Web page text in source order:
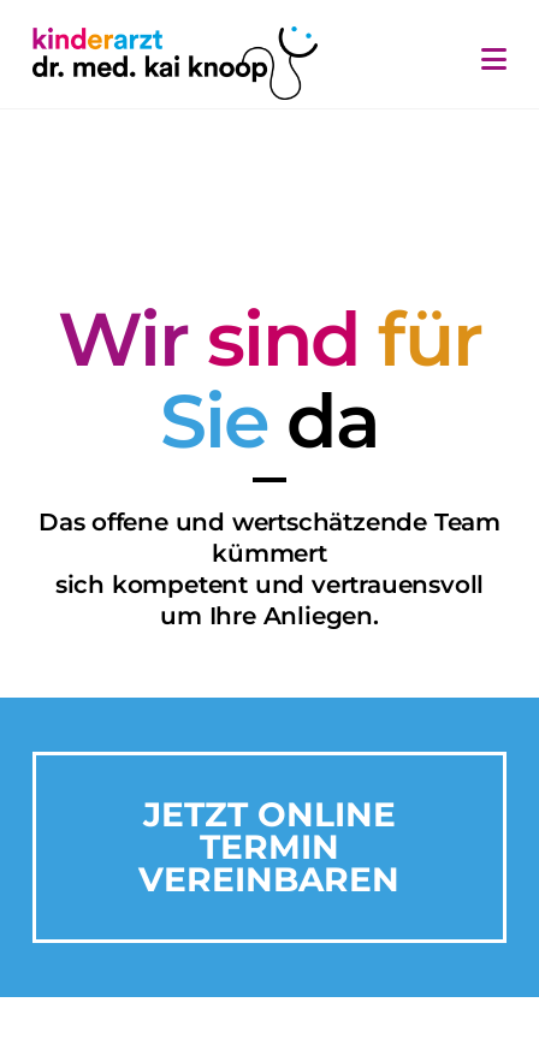
Wir­sind für
Sieda
Das offene und wertschätzende Team
kümmert
sich kompetent und vertrauensvoll
um Ihre Anliegen.
JETZT ONLINE
TERMIN
VEREINBAREN